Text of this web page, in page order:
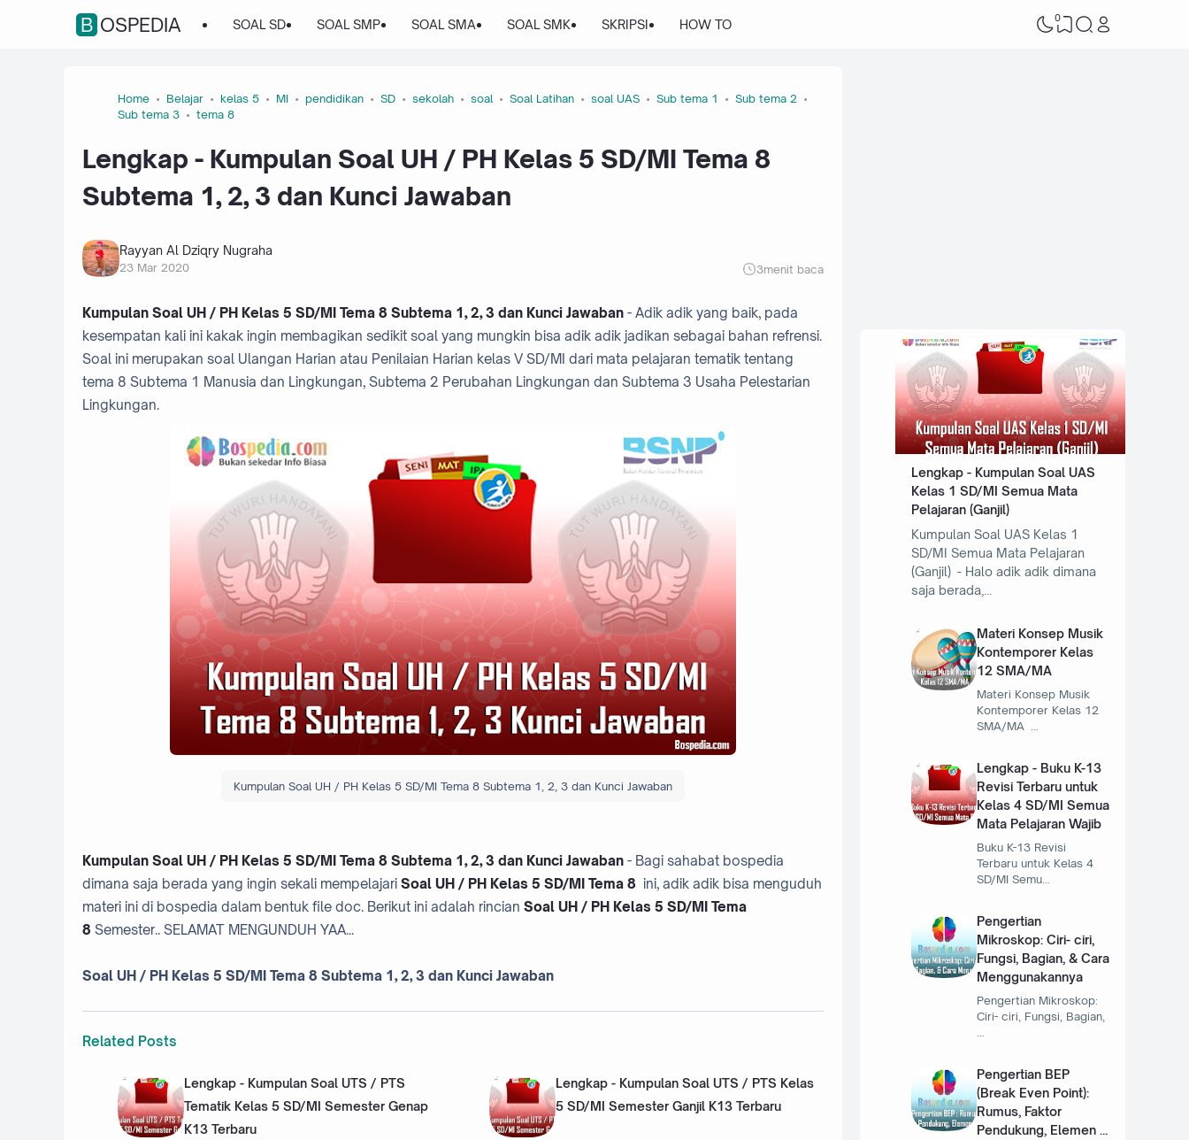
BOSPEDIA SOAL SD SOAL SMP SOAL SMA SOAL SMK SKRIPSI HOW TO 0
Home Belajar kelas 5 MI pendidikan SD sekolah soal Soal Latihan soal UAS Sub tema 1
Sub tema 2
Sub tema 3
tema 8
Lengkap - Kumpulan Soal UH / PH Kelas 5 SD/MI Tema 8
Subtema 1, 2, 3 dan Kunci Jawaban
Rayyan Al Dziqry Nugraha
23 Mar 2020 3menit baca
Kumpulan Soal UH / PH Kelas 5 SD/MI Tema 8 Subtema 1, 2, 3 dan Kunci Jawaban - Adik adik yang baik, pada
kesempatan kali ini kakak ingin membagikan sedikit soal yang mungkin bisa adik adik jadikan sebagai bahan refrensi.
Soal ini merupakan soal Ulangan Harian atau Penilaian Harian kelas V SD/MI dari mata pelajaran tematik tentang
tema 8 Subtema 1 Manusia dan Lingkungan, Subtema 2 Perubahan Lingkungan dan Subtema 3 Usaha Pelestarian
Lingkungan.
Kumpulan Soal UH / PH Kelas 5 SD/MI Tema 8 Subtema 1, 2, 3 dan Kunci Jawaban
Kumpulan Soal UH / PH Kelas 5 SD/MI Tema 8 Subtema 1, 2, 3 dan Kunci Jawaban - Bagi sahabat bospedia
dimana saja berada yang ingin sekali mempelajari Soal UH / PH Kelas 5 SD/MI Tema 8 ini, adik adik bisa menguduh
materi ini di bospedia dalam bentuk file doc. Berikut ini adalah rincian Soal UH / PH Kelas 5 SD/MI Tema
8 Semester.. SELAMAT MENGUNDUH YAA...
Soal UH / PH Kelas 5 SD/MI Tema 8 Subtema 1, 2, 3 dan Kunci Jawaban
Related Posts
Lengkap - Kumpulan Soal UTS / PTS
Tematik Kelas 5 SD/MI Semester Genap
K13 Terbaru
Lengkap - Kumpulan Soal UTS / PTS Kelas
5 SD/MI Semester Ganjil K13 Terbaru
Lengkap - Kumpulan Soal UAS
Kelas 1 SD/MI Semua Mata
Pelajaran (Ganjil)
Kumpulan Soal UAS Kelas 1
SD/MI Semua Mata Pelajaran
(Ganjil) - Halo adik adik dimana
saja berada,…
Materi Konsep Musik
Kontemporer Kelas
12 SMA/MA
Materi Konsep Musik
Kontemporer Kelas 12
SMA/MA …
Lengkap - Buku K-13
Revisi Terbaru untuk
Kelas 4 SD/MI Semua
Mata Pelajaran Wajib
Buku K-13 Revisi
Terbaru untuk Kelas 4
SD/MI Semu…
Pengertian
Mikroskop: Ciri- ciri,
Fungsi, Bagian, & Cara
Menggunakannya
Pengertian Mikroskop:
Ciri- ciri, Fungsi, Bagian,
Pengertian BEP
(Break Even Point):
Rumus, Faktor
Pendukung, Elemen &